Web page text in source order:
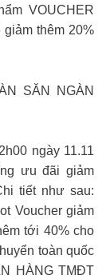
VOUCHER
thêm 20%
SĂN NGÀN
ngày 11.11
ưu đãi giảm
tiết như sau:
Voucher giảm
tới 40% cho
toàn quốc
HÀNG TMĐT